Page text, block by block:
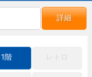
詳細
1階 レトロ